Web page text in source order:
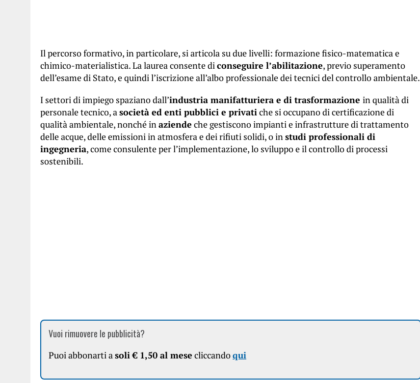
Il percorso formativo, in particolare, si articola su due livelli: formazione fisico-matematica e
chimico-materialistica. La laurea consente diconseguire l’abilitazione, previo superamento
dell’esame di Stato, e quindi l’iscrizione all’albo professionale dei tecnici del controllo ambientale.
I settori di impiego spaziano dall’industria manifatturiera e di trasformazione in qualità di
personale tecnico, asocietà ed enti pubblici e privatiche si occupano di certificazione di
qualità ambientale, nonché inaziende che gestiscono impianti e infrastrutture di trattamento
delle acque, delle emissioni in atmosfera e dei rifiuti solidi, o instudi professionali di
ingegneria, come consulente per l’implementazione, lo sviluppo e il controllo di processi
sostenibili.
Vuoi rimuovere le pubblicità?
Puoi abbonarti asoli € 1,50 al mese cliccandoqui